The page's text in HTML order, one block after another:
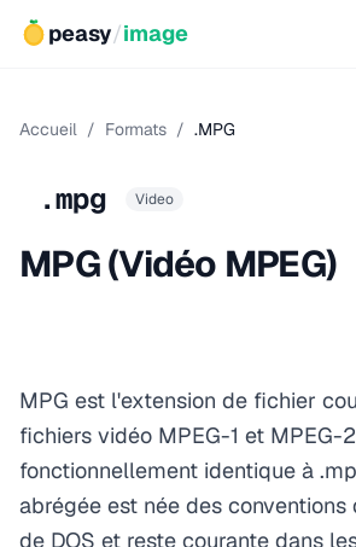
peasy/image
Accueil / Formats / .MPG
.mpg Video
MPG (Vidéo MPEG)
MPG est l'extension de fichier
fichiers vidéo MPEG-1 et MPEG-
fonctionnellement identique à
abrégée est née des conventions
de DOS et reste courante dans